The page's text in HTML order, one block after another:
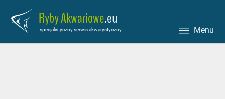
Ryby Akwariowe.eu
specjalistyczny serwis akwarystyczny Menu